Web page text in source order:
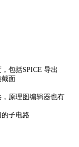
包括SPICE 导出
面
原理图编辑器也有
子电路